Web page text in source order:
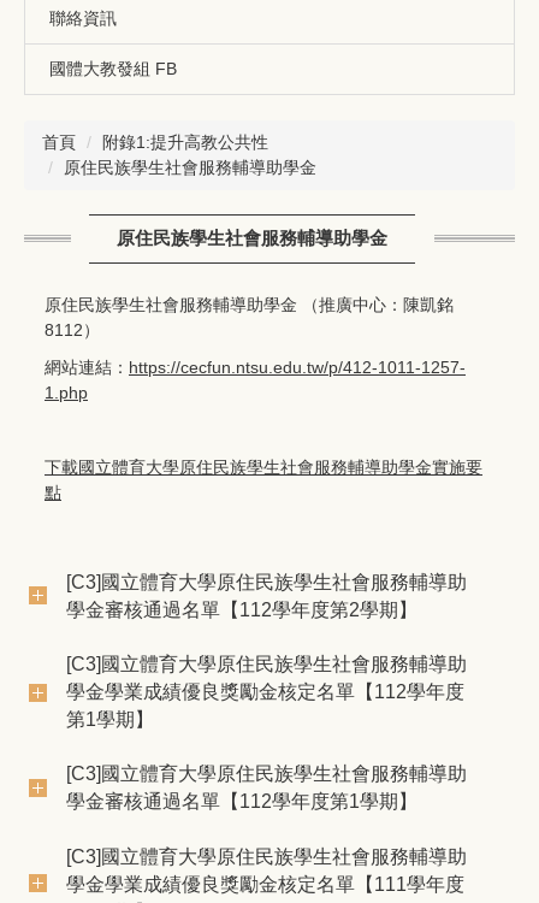
聯絡資訊
國體大教發組 FB
首頁
附錄1:提升高教公共性
原住民族學生社會服務輔導助學金
原住民族學生社會服務輔導助學金
原住民族學生社會服務輔導助學金 （推廣中心：陳凱銘
8112）
網站連結： https://cecfun.ntsu.edu.tw/p/412-1011-1257-
1.php
下載國立體育大學原住民族學生社會服務輔導助學金實施要
點
[C3]國立體育大學原住民族學生社會服務輔導助
學金審核通過名單【112學年度第2學期】
[C3]國立體育大學原住民族學生社會服務輔導助
學金學業成績優良獎勵金核定名單【112學年度
第1學期】
[C3]國立體育大學原住民族學生社會服務輔導助
學金審核通過名單【112學年度第1學期】
[C3]國立體育大學原住民族學生社會服務輔導助
學金學業成績優良獎勵金核定名單【111學年度